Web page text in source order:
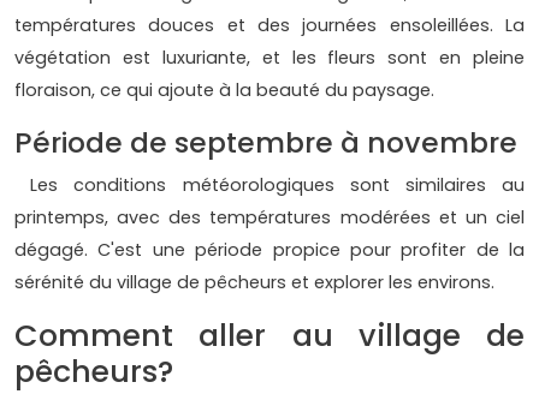
températures douces et des journées ensoleillées. La
végétation est luxuriante, et les fleurs sont en pleine
floraison, ce qui ajoute à la beauté du paysage.
Période de septembre à novembre
Les conditions météorologiques sont similaires au
printemps, avec des températures modérées et un ciel
dégagé. C'est une période propice pour profiter de la
sérénité du village de pêcheurs et explorer les environs.
Comment aller au village de
pêcheurs?